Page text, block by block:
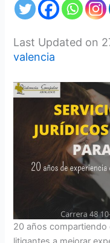
Last Updated on
valencia
20 años compartiendo